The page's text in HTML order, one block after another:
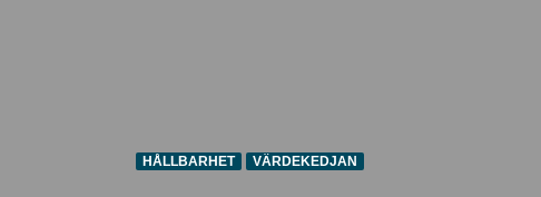
HÅLLBARHET VÄRDEKEDJAN